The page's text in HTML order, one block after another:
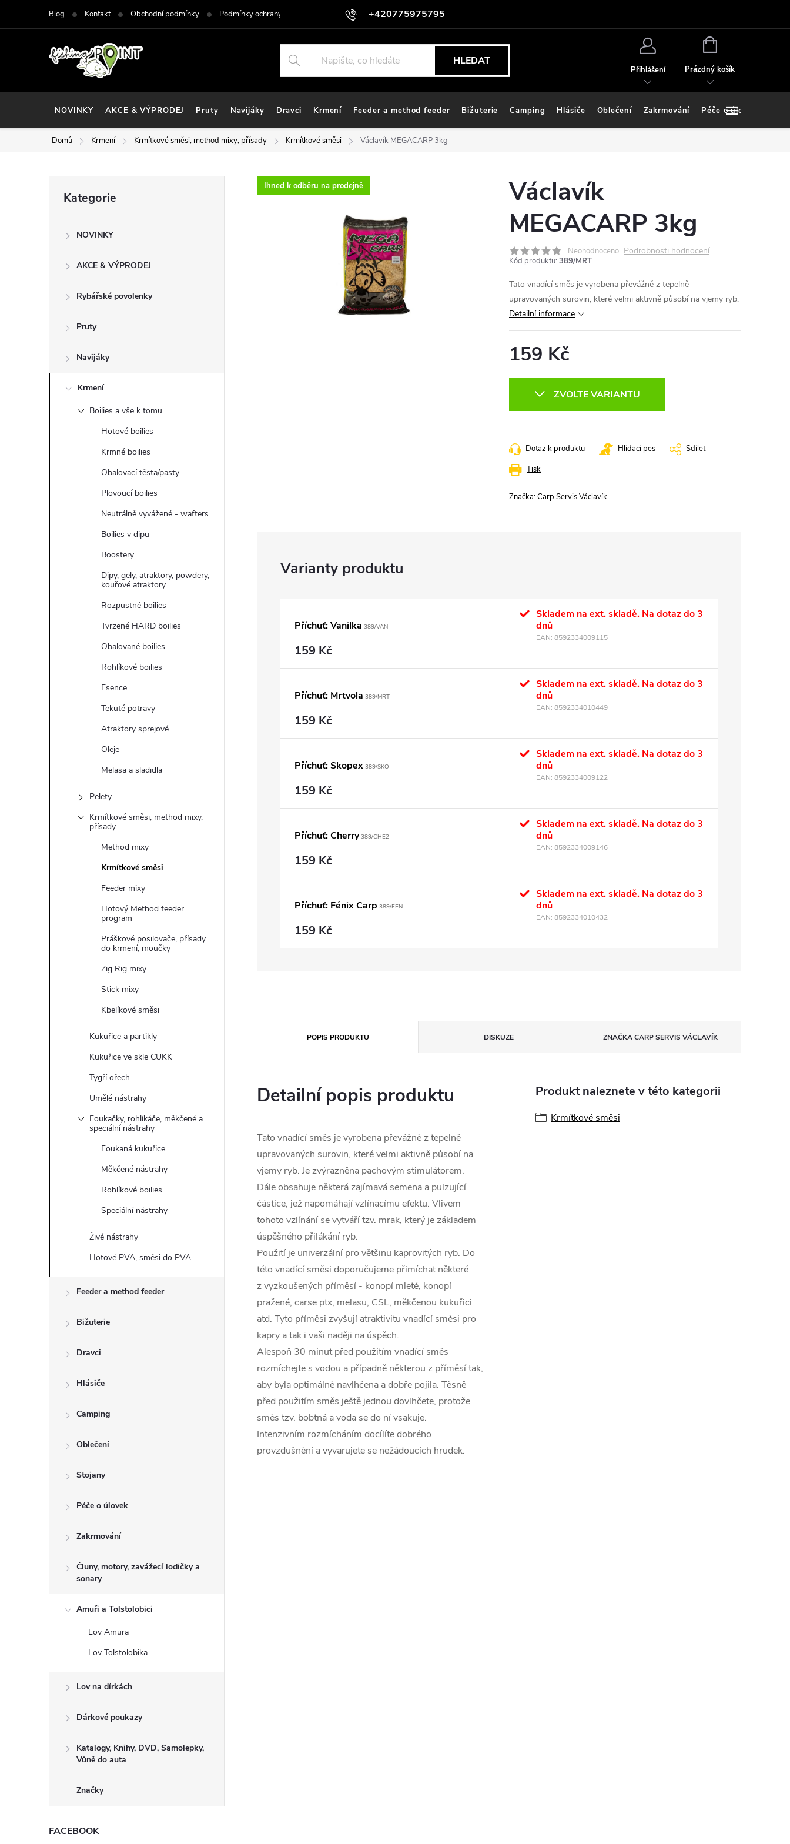
+420775975795
Blog Kontakt Obchodní podmínky Podmínky ochrany osobních údajů
HLEDAT
Přihlášení
NÁKUPNÍ
Prázdný košík
NOVINKY AKCE & VÝPRODEJ Pruty Navijáky Dravci Krmení Feeder a method feeder Bižuterie Camping Hlásiče Oblečení Zakrmování Péče o úlovek
Domů Krmení Krmítkové směsi, method mixy, přísady Krmítkové směsi Václavík MEGACARP 3kg
n
kategorie
Kategorie
NOVINKY
AKCE & VÝPRODEJ
Rybářské povolenky
Pruty
Navijáky
Krmení
Boilies a vše k tomu
Hotové boilies
Krmné boilies
Obalovací těsta/pasty
Plovoucí boilies
Neutrálně vyvážené - wafters
Boilies v dipu
Boostery
Dipy, gely, atraktory, powdery,
kouřové atraktory
Rozpustné boilies
Tvrzené HARD boilies
Obalované boilies
Rohlíkové boilies
Esence
Tekuté potravy
Atraktory sprejové
Oleje
Melasa a sladidla
Pelety
Krmítkové směsi, method mixy,
přísady
Method mixy
Krmítkové směsi
Feeder mixy
Hotový Method feeder
program
Práškové posilovače, přísady
do krmení, moučky
Zig Rig mixy
Stick mixy
Kbelíkové směsi
Kukuřice a partikly
Kukuřice ve skle CUKK
Tygří ořech
Umělé nástrahy
Foukačky, rohlíkáče, měkčené a
speciální nástrahy
Foukaná kukuřice
Měkčené nástrahy
Rohlíkové boilies
Speciální nástrahy
Živé nástrahy
Hotové PVA, směsi do PVA
Feeder a method feeder
Bižuterie
Dravci
Hlásiče
Camping
Oblečení
Stojany
Péče o úlovek
Zakrmování
Čluny, motory, zavážecí lodičky a
sonary
Amuři a Tolstolobici
Lov Amura
Lov Tolstolobika
Lov na dírkách
Dárkové poukazy
Katalogy, Knihy, DVD, Samolepky,
Vůně do auta
Značky
FACEBOOK
Ihned k odběru na prodejně
Václavík
MEGACARP 3kg
Neohodnoceno Podrobnosti hodnocení
Kód produktu: 389/MRT
Tato vnadící směs je vyrobena převážně z tepelně
upravovaných surovin, které velmi aktivně působí na vjemy ryb.
Detailní informace
159 Kč
ZVOLTE VARIANTU
Tisk
Dotaz k produktu Hlídací pes Sdílet
Značka:Carp Servis Václavík
Příchuť: Vanilka 389/VAN
Skladem na ext. skladě. Na dotaz do 3
dnů
EAN: 8592334009115
159 Kč
Příchuť: Mrtvola 389/MRT
Skladem na ext. skladě. Na dotaz do 3
dnů
EAN: 8592334010449
159 Kč
Příchuť: Skopex 389/SKO
Skladem na ext. skladě. Na dotaz do 3
dnů
EAN: 8592334009122
159 Kč
Příchuť: Cherry389/CHE2
Skladem na ext. skladě. Na dotaz do 3
dnů
EAN: 8592334009146
159 Kč
Příchuť: Fénix Carp 389/FEN
Skladem na ext. skladě. Na dotaz do 3
dnů
EAN: 8592334010432
159 Kč
POPIS PRODUKTU DISKUZE ZNAČKACARP SERVIS VÁCLAVÍK
Detailní popis produktu
Tato vnadící směs je vyrobena převážně z tepelně
upravovaných surovin, které velmi aktivně působí na
vjemy ryb. Je zvýrazněna pachovým stimulátorem.
Dále obsahuje některá zajímavá semena a pulzující
částice, jež napomáhají vzlínacímu efektu. Vlivem
tohoto vzlínání se vytváří tzv. mrak, který je základem
úspěšného přilákání ryb.
Použití je univerzální pro většinu kaprovitých ryb. Do
této vnadící směsi doporučujeme přimíchat některé
z vyzkoušených příměsí - konopí mleté, konopí
pražené, carse ptx, melasu, CSL, měkčenou kukuřici
atd. Tyto příměsi zvyšují atraktivitu vnadící směsi pro
kapry a tak i vaši naději na úspěch.
Alespoň 30 minut před použitím vnadící směs
rozmíchejte s vodou a případně některou z příměsí tak,
aby byla optimálně navlhčena a dobře pojila. Těsně
před použitím směs ještě jednou dovlhčete, protože
směs tzv. bobtná a voda se do ní vsakuje.
Intenzivním rozmícháním docílíte dobrého
provzdušnění a vyvarujete se nežádoucích hrudek.
Produkt naleznete v této kategorii
Krmítkové směsi